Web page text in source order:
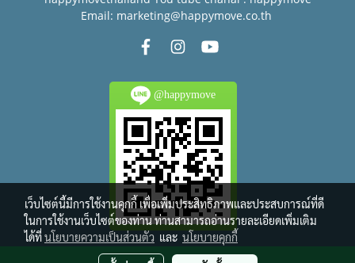
Email: marketing@happymove.co.th
@happymove
เว็บไซต์นี้มีการใช้งานคุกกี้ เพื่อเพิ่มประสิทธิภาพและประสบการณ์ที่ดี
ในการใช้งานเว็บไซต์ของท่าน ท่านสามารถอ่านรายละเอียดเพิ่มเติม
ได้ที่นโยบายความเป็นส่วนตัว และ นโยบายคุกกี้